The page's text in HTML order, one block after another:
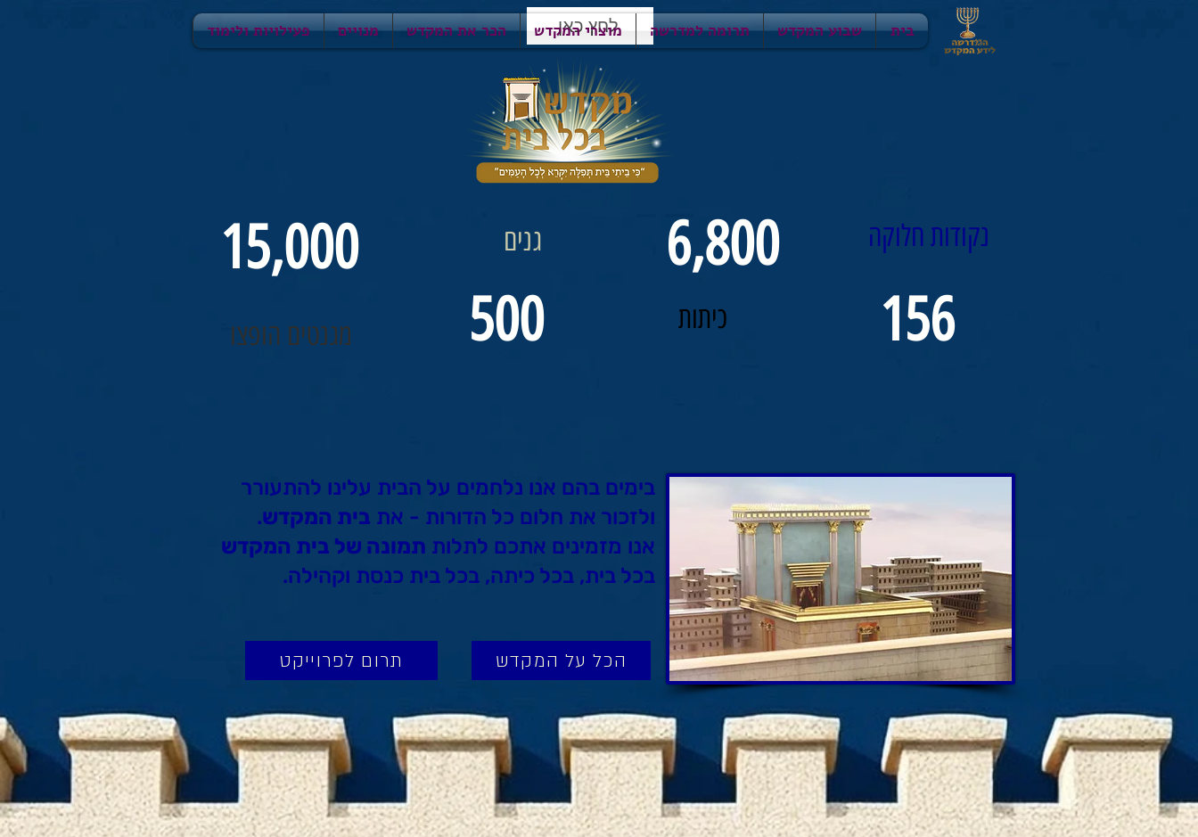
בית שבוע המקדש תרומה למדרשה מוצרי המקדש הכר את המקדש מנויים פעילויות ולימוד
15,000
מגנטים הופצו
לחץ כאן
6,800
500
כיתות
גנים
156
נקודות חלוקה
בימים בהם אנו נלחמים על הבית עלינו להתעורר
ולזכור את חלום כל הדורות - את בית המקדש.
אנו מזמינים אתכם לתלות תמונה של בית המקדש
בכל בית, בכל כיתה, בכל בית כנסת וקהילה.
תרום לפרוייקט הכל על המקדש